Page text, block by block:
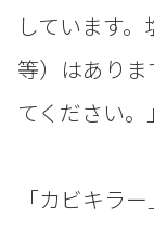
しています
等）はあり
てください。」
「カビキラ